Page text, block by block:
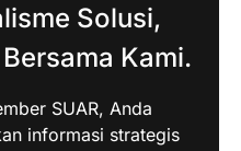
Solusi,
Kami.
SUAR, Anda
informasi strategis